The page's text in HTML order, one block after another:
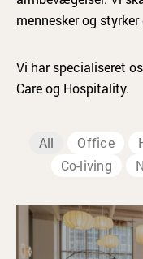
mennesker og
Vi har specialiseret
Care og Hospitality.
All Office
Co-living